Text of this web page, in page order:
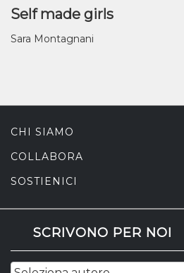
Self made girls
Sara Montagnani
CHI SIAMO
COLLABORA
SOSTIENICI
SCRIVONO PER NOI